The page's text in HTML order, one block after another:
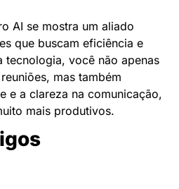
AI se mostra um aliado
que buscam eficiência e
tecnologia, você não apenas
mas também
e a clareza na comunicação,
mais produtivos.